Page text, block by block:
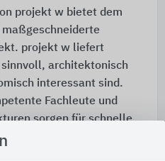
projekt w bietet dem
maßgeschneiderte
projekt w liefert
sinnvoll, architektonisch
interessant sind.
Fachleute und
sorgen für schnelle
und Prozesse.